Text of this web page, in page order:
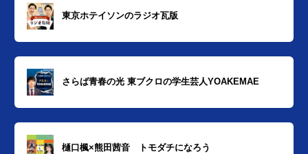
東京ホテイソンのラジオ瓦版
さらば青春の光 東ブクロの学生芸人YOAKEMAE
樋口楓×熊田茜音 トモダチになろう